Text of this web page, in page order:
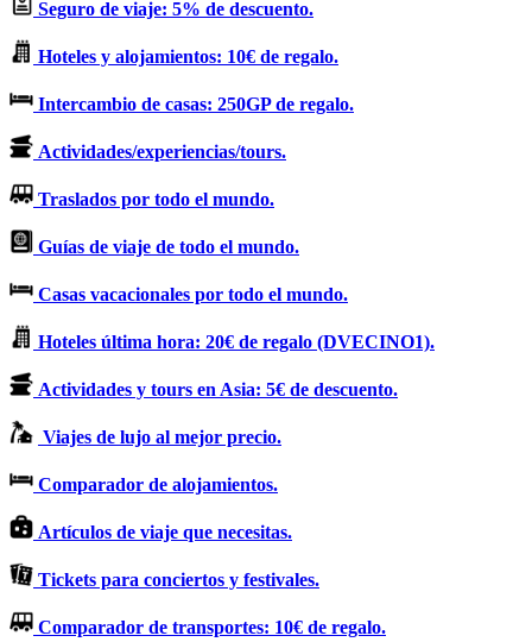
Seguro de viaje: 5% de descuento.
Hoteles y alojamientos: 10€ de regalo.
Intercambio de casas: 250GP de regalo.
Actividades/experiencias/tours.
Traslados por todo el mundo.
Guías de viaje de todo el mundo.
Casas vacacionales por todo el mundo.
Hoteles última hora: 20€ de regalo (DVECINO1).
Actividades y tours en Asia: 5€ de descuento.
Viajes de lujo al mejor precio.
Comparador de alojamientos.
Artículos de viaje que necesitas.
Tickets para conciertos y festivales.
Comparador de transportes: 10€ de regalo.